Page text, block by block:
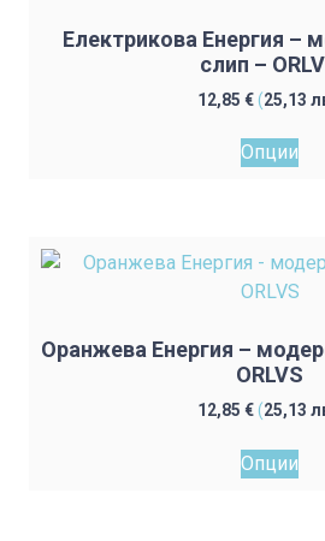
be
on
the
Електрикова Енергия –
слип –
12,85 €(25,13
Опции
The
be
on
the
Оранжева Енергия –
ORLVS
12,85 €(25,13
Опции